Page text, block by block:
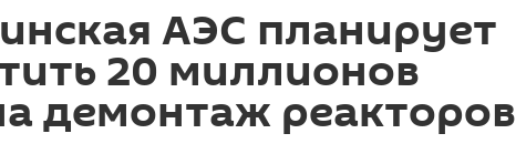
АЭС планирует
20 миллионов
демонтаж реакторов